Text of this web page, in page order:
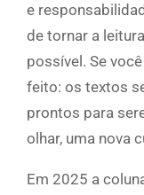
e
de tornar a
possível. Se
feito: os textos
prontos para
olhar, uma nova
Em 2025 a